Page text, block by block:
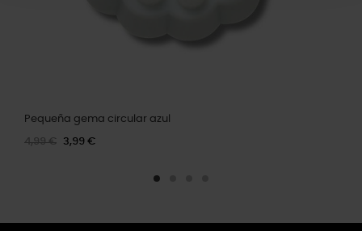
Pequeña gema circular azul
4,99 € 3,99 €